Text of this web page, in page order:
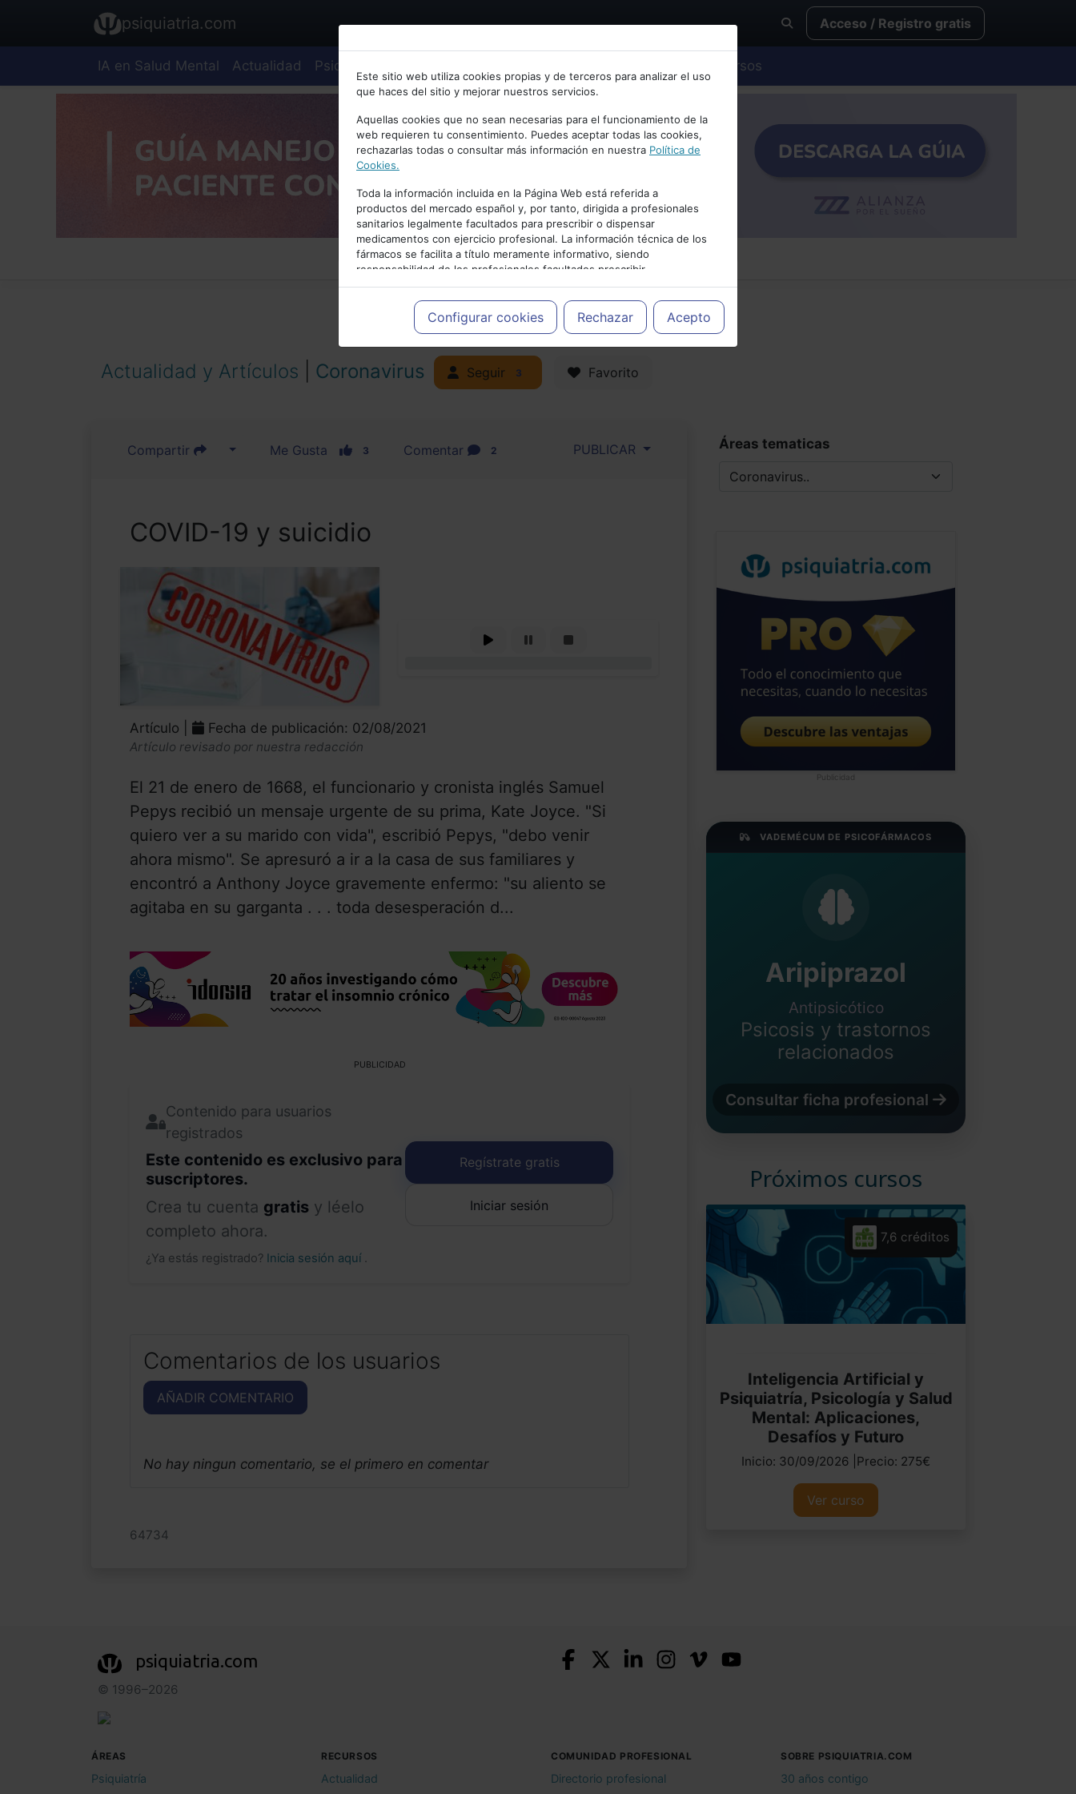
Bienvenid@ a psiquiatria.com
Escribe tu Email
Accede o regístrate con tu email.
Cancelar
psiquiatria.com Acceso / Registro gratis
IA en Salud Mental Actualidad Psiquiatría Cursos
Este sitio web utiliza cookies propias y de terceros para analizar el uso
que haces del sitio y mejorar nuestros servicios.
Aquellas cookies que no sean necesarias para el funcionamiento de la
web requieren tu consentimiento. Puedes aceptar todas las cookies,
rechazarlas todas o consultar más información en nuestra Política de
Cookies.
Toda la información incluida en la Página Web está referida a
productos del mercado español y, por tanto, dirigida a profesionales
sanitarios legalmente facultados para prescribir o dispensar
medicamentos con ejercicio profesional. La información técnica de los
fármacos se facilita a título meramente informativo, siendo
responsabilidad de los profesionales facultados prescribir
medicamentos y decidir, en cada caso concreto, el tratamiento más
adecuado a las necesidades del paciente.
Configurar cookies Rechazar Acepto
PUBLICIDAD
Actualidad y Artículos Coronavirus Seguir 3 Favorito
Compartir Me Gusta 3 Comentar 2 PUBLICAR
COVID-19 y suicidio
Artículo | Fecha de publicación: 02/08/2021
Artículo revisado por nuestra redacción
El 21 de enero de 1668, el funcionario y cronista inglés Samuel
Pepys recibió un mensaje urgente de su prima, Kate Joyce. "Si
quiero ver a su marido con vida", escribió Pepys, "debo venir
ahora mismo". Se apresuró a ir a la casa de sus familiares y
encontró a Anthony Joyce gravemente enfermo: "su aliento se
agitaba en su garganta . . . toda desesperación d...
PUBLICIDAD
Contenido para usuarios
registrados
Este contenido es exclusivo para
suscriptores.
Crea tu cuenta gratis y léelo
completo ahora.
¿Ya estás registrado? Inicia sesión aquí .
Regístrate gratis
Iniciar sesión
Comentarios de los usuarios
AÑADIR COMENTARIO
No hay ningun comentario, se el primero en comentar
64734
Áreas tematicas
Publicidad
VADEMÉCUM DE PSICOFÁRMACOS
Aripiprazol
Antipsicótico
Psicosis y trastornos
relacionados
Consultar ficha profesional
Próximos cursos
7,6 créditos
Inteligencia Artificial y
Psiquiatría, Psicología y Salud
Mental: Aplicaciones,
Desafíos y Futuro
Inicio: 30/09/2026 |Precio: 275€
Ver curso
psiquiatria.com
© 1996–2026
ÁREAS
Psiquiatría
RECURSOS
Actualidad
COMUNIDAD PROFESIONAL
Directorio profesional
SOBRE PSIQUIATRIA.COM
30 años contigo